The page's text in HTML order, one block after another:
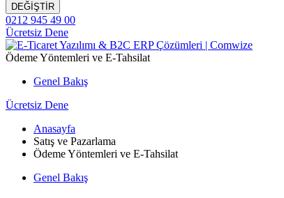
DEĞİŞTİR
0212 945 49 00
Ücretsiz Dene
Ödeme Yöntemleri ve E-Tahsilat
Genel Bakış
Ücretsiz Dene
Anasayfa
Satış ve Pazarlama
Ödeme Yöntemleri ve E-Tahsilat
Genel Bakış